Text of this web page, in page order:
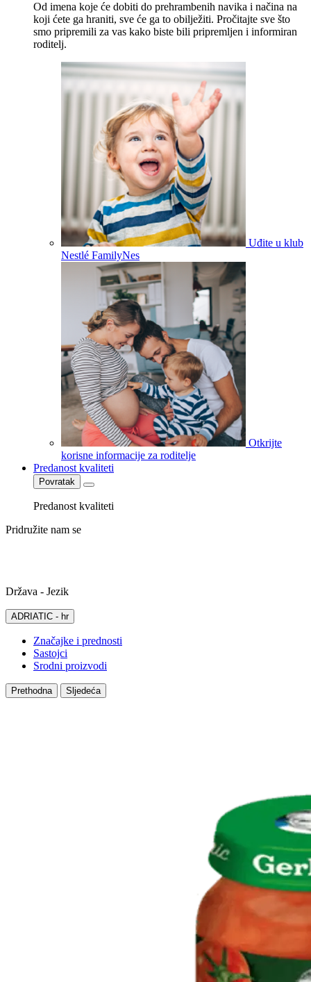
Od imena koje će dobiti do prehrambenih navika i načina na
koji ćete ga hraniti, sve će ga to obilježiti. Pročitajte sve što
smo pripremili za vas kako biste bili pripremljen i informiran
roditelj.
Uđite u klub
Nestlé FamilyNes
Otkrijte
korisne informacije za roditelje
Predanost kvaliteti
Povratak
Predanost kvaliteti
Pridružite nam se
Država - Jezik
ADRIATIC - hr
Značajke i prednosti
Sastojci
Srodni proizvodi
Prethodna Sljedeća